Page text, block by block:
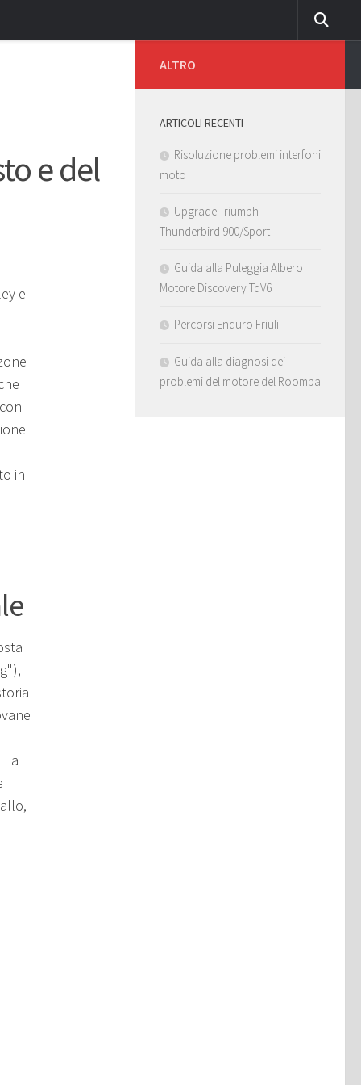
e del
e
in
ALTRO
ARTICOLI RECENTI
Risoluzione problemi interfoni
moto
Upgrade Triumph
Thunderbird 900/Sport
Guida alla Puleggia Albero
Motore Discovery TdV6
Percorsi Enduro Friuli
Guida alla diagnosi dei
problemi del motore del Roomba